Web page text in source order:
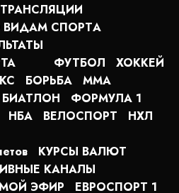
ТРАНСЛЯЦИИ
ВИДАМ СПОРТA
ФУТБОЛ
ХОККЕЙ
БОРЬБА
MMA
БИАТЛОН
ФОРМУЛА 1
НБА ВЕЛОСПОРТ
НХЛ
КУРСЫ ВАЛЮТ
КАНАЛЫ
ЭФИР
ЕВРОСПОРТ 1